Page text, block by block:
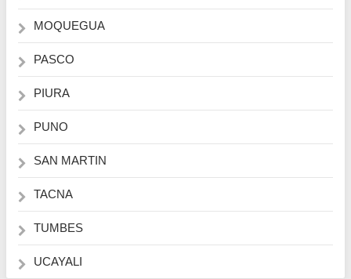
MOQUEGUA
PASCO
PIURA
PUNO
SAN MARTIN
TACNA
TUMBES
UCAYALI